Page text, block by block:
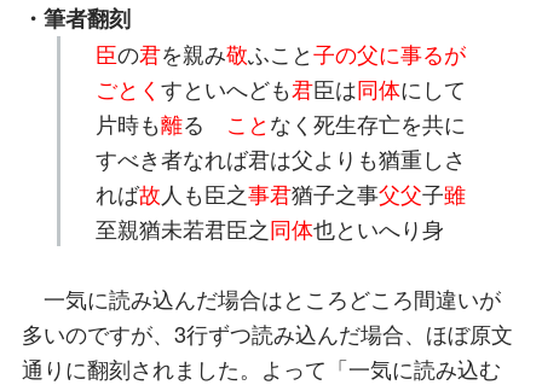
・筆者翻刻
臣の君を親み敬ふこと子の父に事るが
ごとくすといへども君臣は同体にして
片時も離るゝ ことなく死生存亡を共に
すべき者なれば君は父よりも猶重しさ
れば故人も臣之事君猶子之事父父子雖
至親猶未若君臣之同体也といへり身
一気に読み込んだ場合はところどころ間違いが
多いのですが、3行ずつ読み込んだ場合、ほぼ原文
通りに翻刻されました。よって「一気に読み込む